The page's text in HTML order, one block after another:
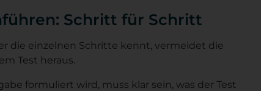
Schritt für Schritt
die einzelnen Schritte kennt, vermeidet die
Test heraus.
formuliert wird, muss klar sein, was der Test